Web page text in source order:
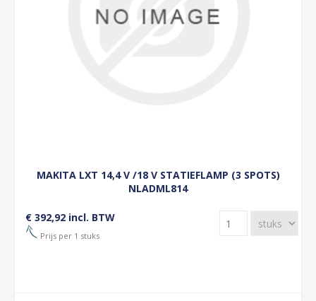
MAKITA LXT 14,4 V /18 V STATIEFLAMP (3 SPOTS)
NLADML814
€ 392,92 incl. BTW
Prijs per 1 stuks